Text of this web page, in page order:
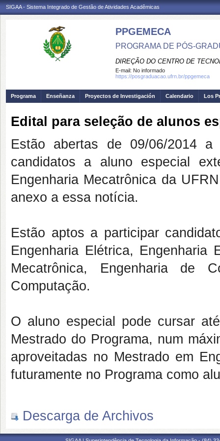
SIGAA - Sistema Integrado de Gestão de Atividades Acadêmicas
PPGEMECA
PROGRAMA DE PÓS-
DIREÇÃO DO CENTRO DE
E-mail: No informado
https://posgraduacao.ufrn.br/ppgemeca
Programa Enseñanza Proyectos de Investigación Calendario Los
Edital para seleção de alunos
Estão abertas de 09/06/2014
candidatos a aluno especial
Engenharia Mecatrônica da
anexo a essa notícia.
Estão aptos a participar
Engenharia Elétrica, Engenharia
Mecatrônica, Engenharia de
Computação.
O aluno especial pode cursar
Mestrado do Programa, num
aproveitadas no Mestrado em
futuramente no Programa como
Descarga de Archivos